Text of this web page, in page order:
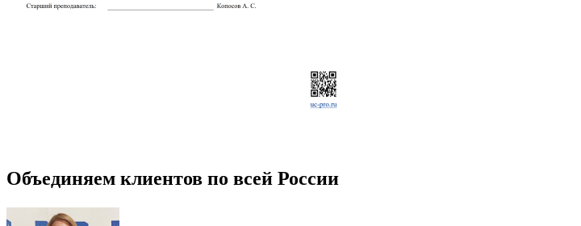
Объединяем клиентов по всей России